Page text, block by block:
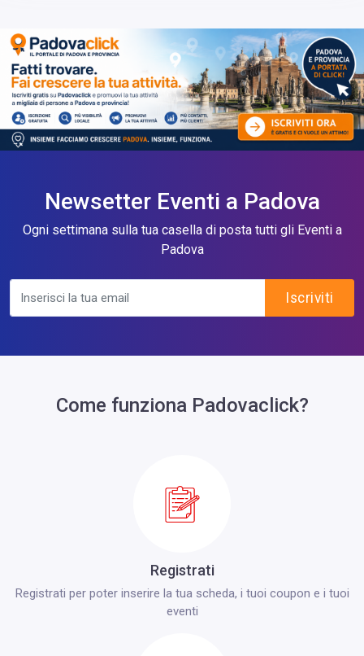
Newsetter Eventi a Padova
Ogni settimana sulla tua casella di posta tutti gli Eventi a
Padova
Iscriviti
Come funziona Padovaclick?
Registrati
Registrati per poter inserire la tua scheda, i tuoi coupon e i tuoi
eventi